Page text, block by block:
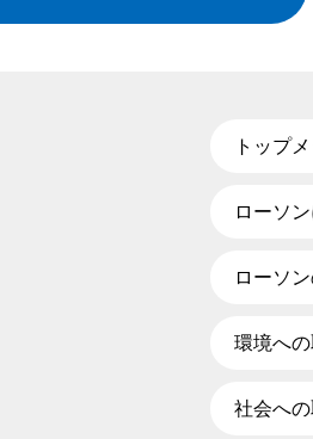
トップ
ローソ
ローソ
環境へ
社会へ